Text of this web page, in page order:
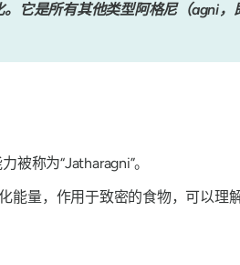
它是所有其他类型阿格尼（agni
被称为“Jatharagni”。
能量，作用于致密的食物，可以理